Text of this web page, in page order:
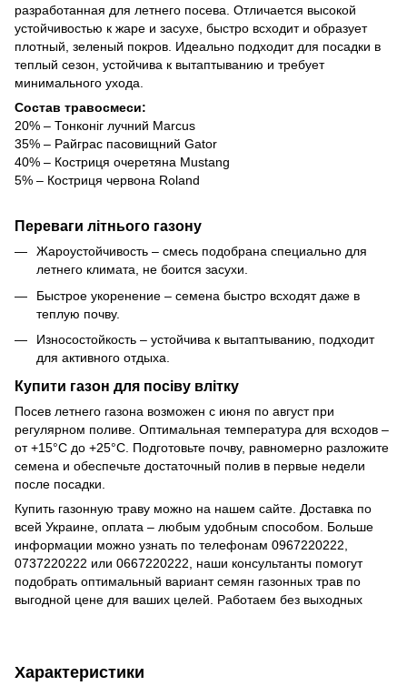
разработанная для летнего посева. Отличается высокой
устойчивостью к жаре и засухе, быстро всходит и образует
плотный, зеленый покров. Идеально подходит для посадки в
теплый сезон, устойчива к вытаптыванию и требует
минимального ухода.
Состав травосмеси:
20% – Тонконіг лучний Marcus
35% – Райграс пасовищний Gator
40% – Костриця очеретяна Mustang
5% – Костриця червона Roland
Переваги літнього газону
Жароустойчивость – смесь подобрана специально для
летнего климата, не боится засухи.
Быстрое укоренение – семена быстро всходят даже в
теплую почву.
Износостойкость – устойчива к вытаптыванию, подходит
для активного отдыха.
Купити газон для посіву влітку
Посев летнего газона возможен с июня по август при
регулярном поливе. Оптимальная температура для всходов –
от +15°C до +25°C. Подготовьте почву, равномерно разложите
семена и обеспечьте достаточный полив в первые недели
после посадки.
Купить газонную траву можно на нашем сайте. Доставка по
всей Украине, оплата – любым удобным способом. Больше
информации можно узнать по телефонам 0967220222,
0737220222 или 0667220222, наши консультанты помогут
подобрать оптимальный вариант семян газонных трав по
выгодной цене для ваших целей. Работаем без выходных
Характеристики